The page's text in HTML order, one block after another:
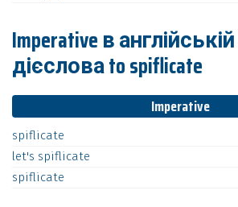
Imperative в
дієслова to spiflicate
Imperative
spiflicate
let's spiflicate
spiflicate